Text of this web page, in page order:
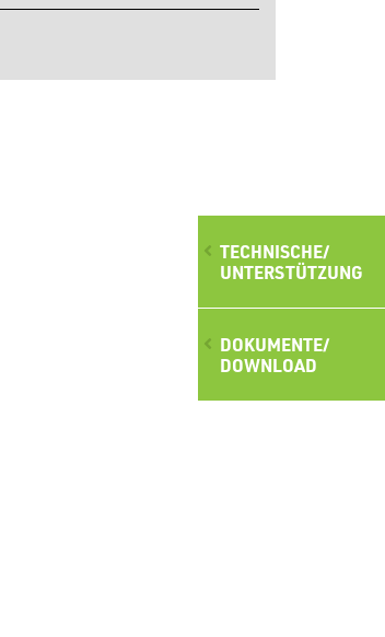
TECHNISCHE/
UNTERSTÜTZUNG
DOKUMENTE/
DOWNLOAD